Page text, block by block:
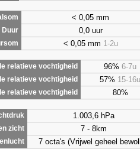
< 0,05 mm
Duur 0,0 uur
< 0,05 mm 1-2u
relatieve vochtigheid 96% 6-7u
relatieve vochtigheid 57% 15-16u
relatieve vochtigheid 80%
1.003,6 hPa
zicht 7 - 8km
7 octa's (Vrijwel geheel